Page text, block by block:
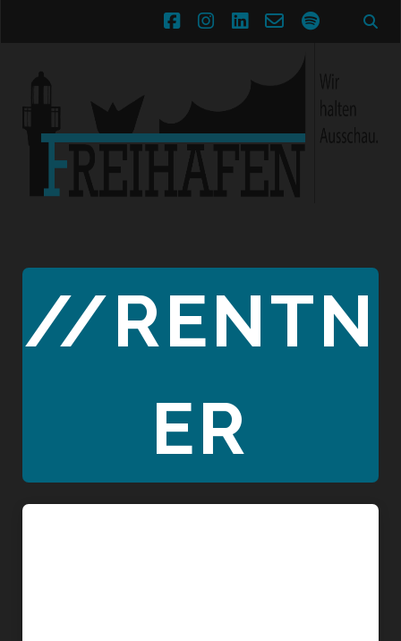
facebookinstagram
linkedin
email-spotify
//RENTN
ER